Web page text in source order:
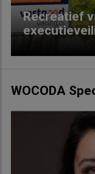
Recreatief
WOCODA